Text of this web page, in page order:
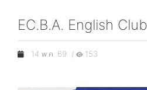
EC.B.A. English Club
14 พ.ค. 69 / 153